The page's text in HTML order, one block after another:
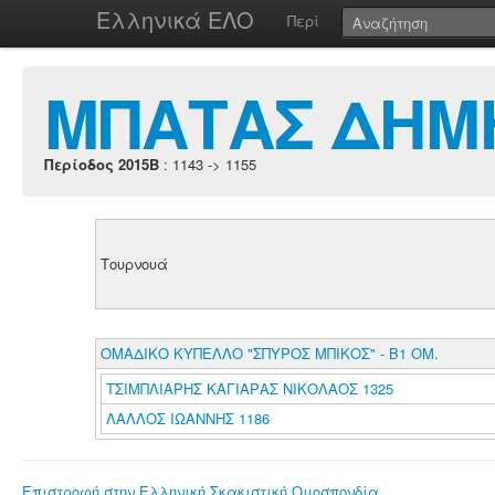
Ελληνικά ΕΛΟ Περί
ΜΠΑΤΑΣ
Περίοδος 2015B : 1143 -> 1155
Τουρνουά
ΟΜΑΔΙΚΟ ΚΥΠΕΛΛΟ "ΣΠΥΡΟΣ ΜΠΙΚΟΣ" - Β1 ΟΜ.
ΤΣΙΜΠΛΙΑΡΗΣ ΚΑΓΙΑΡΑΣ ΝΙΚΟΛΑΟΣ 1325
ΛΑΛΛΟΣ ΙΩΑΝΝΗΣ 1186